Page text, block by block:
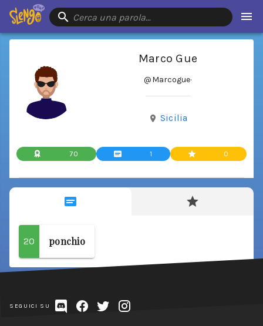
Cerca una parola…
Marco Gue
@Marcogue·
Sicilia
70 1 0
20 ponchio
SEGUICI SU